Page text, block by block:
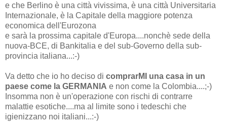
e che Berlino è una città vivissima, è una città Universitaria
Internazionale, è la Capitale della maggiore potenza
economica dell'Eurozona
e sarà la prossima capitale d'Europa....nonchè sede della
nuova-BCE, di Bankitalia e del sub-Governo della sub-
provincia italiana...:-)
Va detto che io ho deciso di comprarMI una casa in un
paese come la GERMANIA e non come la Colombia....;-)
Insomma non è un'operazione con rischi di contrarre
malattie esotiche....ma al limite sono i tedeschi che
igienizzano noi italiani...:-)